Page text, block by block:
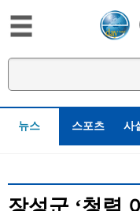
뉴스 스포츠 사